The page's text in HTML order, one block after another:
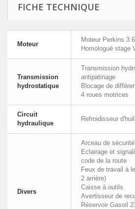
FICHE TECHNIQUE
Moteur
Moteur Perkins
Homologué stage
Transmission
hydrostatique
Transmission
antipatinage
Blocage de
4 roues motrices
Circuit
hydraulique
Refroidisseur
Divers
Arceau de sécurité
Eclairage et
code de la route
Feux de travail à
2 arrière)
Caisse à outils
Avertisseur de
Réservoir Gasoil